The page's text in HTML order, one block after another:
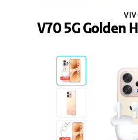
V70 5G Golden